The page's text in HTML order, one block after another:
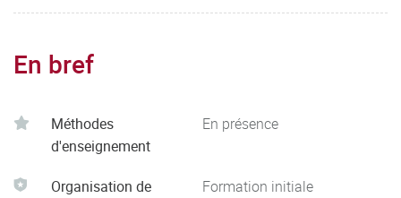
En bref
Méthodes
d'enseignement
En présence
Organisation de
Formation initiale